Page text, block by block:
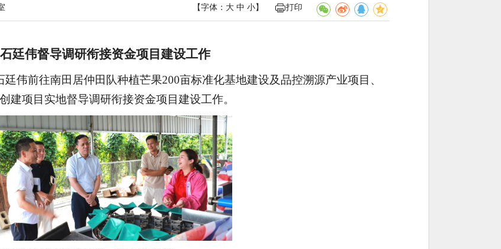
【字体： 大 中 小】 打印
石廷伟督导调研衔接资金项目建设工作
伟前往南田居仲田队种植芒果200亩标准化基地建设及品控溯源产业项目、
建项目实地督导调研衔接资金项目建设工作。